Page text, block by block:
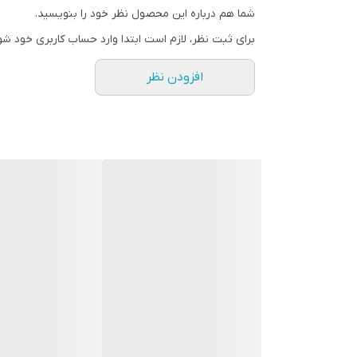
شما هم درباره این محصول نظر خود را بنویسید.
برای ثبت نظر، لازم است ابتدا وارد حساب کاربری خود
افزودن نظر